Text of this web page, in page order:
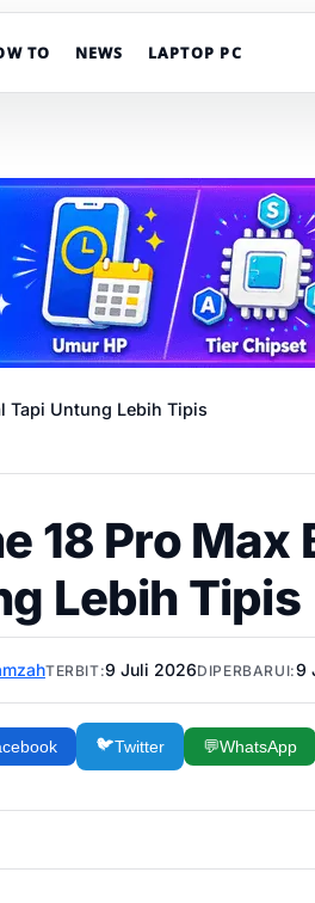
TO NEWS LAPTOP PC
Tapi Untung Lebih Tipis
18 Pro Max
Lebih Tipis
TERBIT:9 Juli 2026DIPERBARUI:9
🐦Twitter 💬WhatsApp